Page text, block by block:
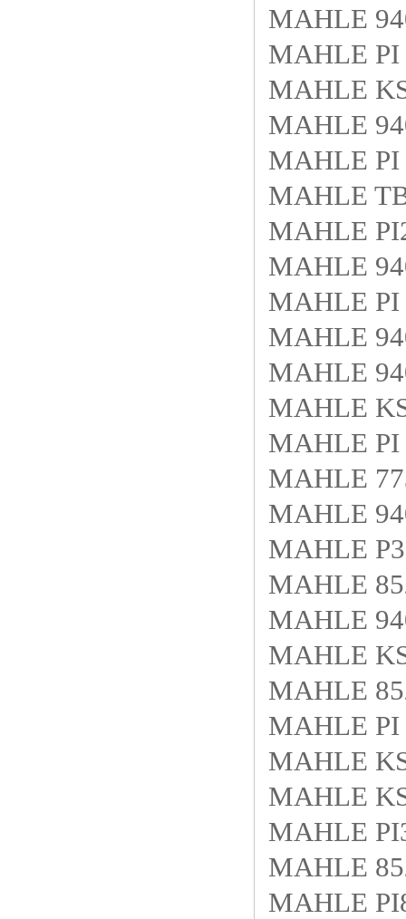
MAHLE
MAHLE PI
MAHLE
MAHLE
MAHLE PI
MAHLE
MAHLE
MAHLE
MAHLE PI
MAHLE
MAHLE
MAHLE
MAHLE PI
MAHLE
MAHLE
MAHLE
MAHLE
MAHLE
MAHLE
MAHLE
MAHLE PI
MAHLE
MAHLE
MAHLE
MAHLE
MAHLE